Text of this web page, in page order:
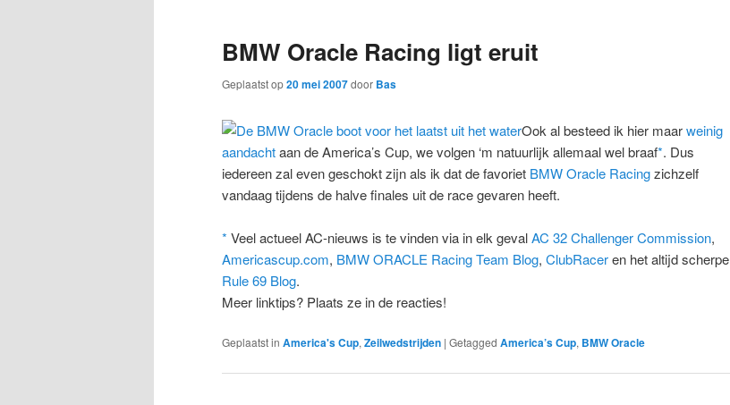
BMW Oracle Racing ligt eruit
Geplaatst op20 mei 2007door Bas
Ook al besteed ik hier maarweinig
aandachtaan de America’s Cup, we volgen ‘m natuurlijk allemaal wel braaf*. Dus
iedereen zal even geschokt zijn als ik dat de favoriet BMW Oracle Racingzichzelf
vandaag tijdens de halve finales uit de race gevaren heeft.
* Veel actueel AC-nieuws is te vinden via in elk gevalAC 32 Challenger Commission,
Americascup.com, BMW ORACLE Racing Team Blog, ClubRaceren het altijd scherpe
Rule 69 Blog.
Meer linktips? Plaats ze in de reacties!
Geplaatst in America's Cup, Zeilwedstrijden | Getagged America’s Cup, BMW Oracle